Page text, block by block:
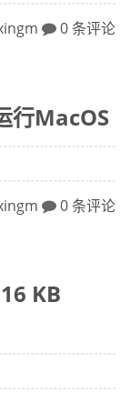
0 条评论
行MacOS
0 条评论
KB